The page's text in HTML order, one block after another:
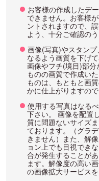
お客様の作成したデ
できません。お客様
ントされますので、
よう、十分ご確認の
画像(写真)やスタンプ
なるよう画質を下げ
画像やフチ(境目)部
ものの画質で作成い
ものは、もともと画
かに仕上がりますので
使用する写真はなる
下さい。 画像を配置
質に問題ないサイズ
ております。（グラ
きません）また、解
ョン上でも目視でき
合が発生することが
ます。解像度の高い
の画像拡大サービスを